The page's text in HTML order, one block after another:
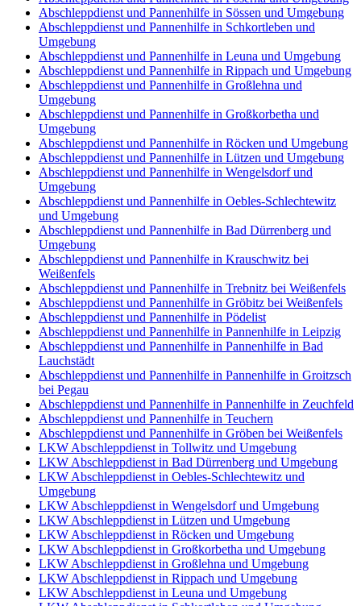
Abschleppdienst und Pannenhilfe in Sössen und Umgebung
Abschleppdienst und Pannenhilfe in Schkortleben und
Umgebung
Abschleppdienst und Pannenhilfe in Leuna und Umgebung
Abschleppdienst und Pannenhilfe in Rippach und Umgebung
Abschleppdienst und Pannenhilfe in Großlehna und
Umgebung
Abschleppdienst und Pannenhilfe in Großkorbetha und
Umgebung
Abschleppdienst und Pannenhilfe in Röcken und Umgebung
Abschleppdienst und Pannenhilfe in Lützen und Umgebung
Abschleppdienst und Pannenhilfe in Wengelsdorf und
Umgebung
Abschleppdienst und Pannenhilfe in Oebles-Schlechtewitz
und Umgebung
Abschleppdienst und Pannenhilfe in Bad Dürrenberg und
Umgebung
Abschleppdienst und Pannenhilfe in Krauschwitz bei
Weißenfels
Abschleppdienst und Pannenhilfe in Trebnitz bei Weißenfels
Abschleppdienst und Pannenhilfe in Gröbitz bei Weißenfels
Abschleppdienst und Pannenhilfe in Pödelist
Abschleppdienst und Pannenhilfe in Pannenhilfe in Leipzig
Abschleppdienst und Pannenhilfe in Pannenhilfe in Bad
Lauchstädt
Abschleppdienst und Pannenhilfe in Pannenhilfe in Groitzsch
bei Pegau
Abschleppdienst und Pannenhilfe in Pannenhilfe in Zeuchfeld
Abschleppdienst und Pannenhilfe in Teuchern
Abschleppdienst und Pannenhilfe in Gröben bei Weißenfels
LKW Abschleppdienst in Tollwitz und Umgebung
LKW Abschleppdienst in Bad Dürrenberg und Umgebung
LKW Abschleppdienst in Oebles-Schlechtewitz und
Umgebung
LKW Abschleppdienst in Wengelsdorf und Umgebung
LKW Abschleppdienst in Lützen und Umgebung
LKW Abschleppdienst in Röcken und Umgebung
LKW Abschleppdienst in Großkorbetha und Umgebung
LKW Abschleppdienst in Großlehna und Umgebung
LKW Abschleppdienst in Rippach und Umgebung
LKW Abschleppdienst in Leuna und Umgebung